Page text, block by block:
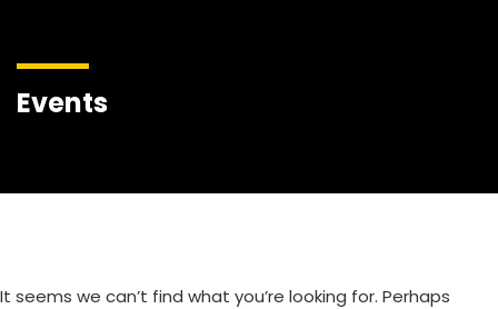
Events
It seems we can’t find what you’re looking for. Perhaps